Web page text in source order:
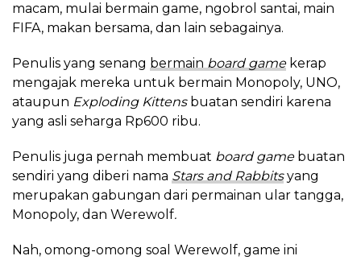
macam, mulai bermain game, ngobrol santai, main
FIFA, makan bersama, dan lain sebagainya.
Penulis yang senang bermain board game kerap
mengajak mereka untuk bermain Monopoly, UNO,
ataupun Exploding Kittens buatan sendiri karena
yang asli seharga Rp600 ribu.
Penulis juga pernah membuat board game buatan
sendiri yang diberi nama Stars and Rabbitsyang
merupakan gabungan dari permainan ular tangga,
Monopoly, dan Werewolf.
Nah, omong-omong soal Werewolf, game ini